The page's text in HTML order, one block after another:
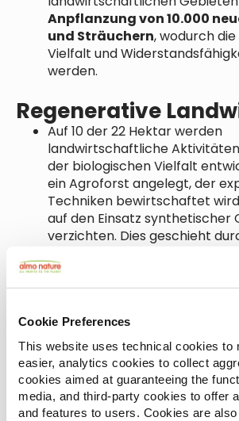
Cookie Preferences
This website uses technical cookies to
easier, analytics cookies to collect
cookies aimed at guaranteeing the
media, and third-party cookies to offer
and features to users. Cookies are
Anpflanzung von 10.000
und Sträuchern, wodurch
Vielfalt und
werden.
Regenerative
Auf 10 der 22 Hektar werden
landwirtschaftliche
der biologischen Vielfalt
ein Agroforst angelegt, der
Techniken bewirtschaftet
auf den Einsatz synthetischer
verzichten. Dies geschieht
die Wiederdüngung des
durch K-Lines, selbst
vollständig biologisch
für die wesentlichen
eines Befalls durch Parasiten
durch den Agroforst nicht auf
eingedämmt werden können.